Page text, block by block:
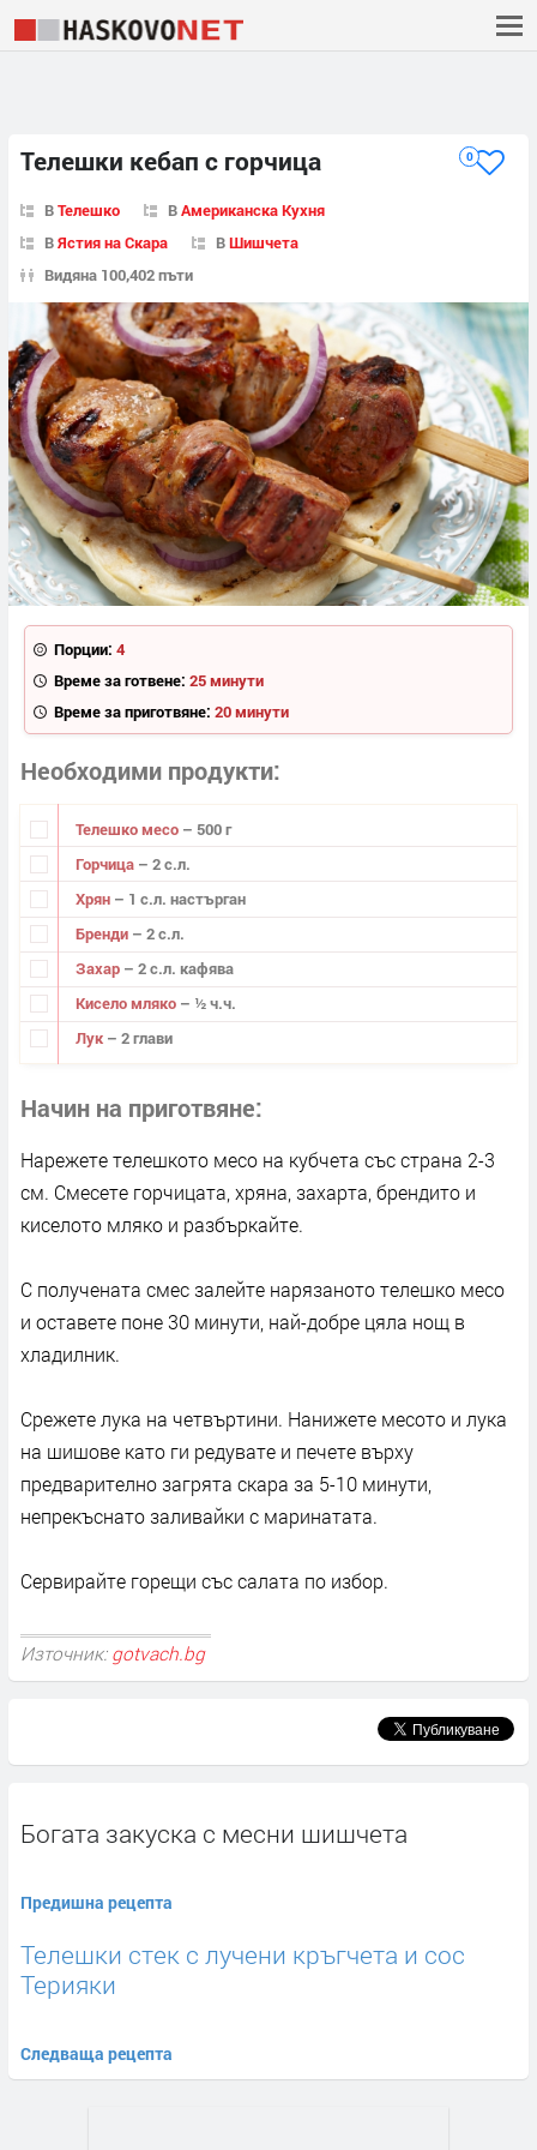
Телешки кебап с горчица 0
ВТелешко ВАмериканска Кухня
ВЯстия на Скара ВШишчета
Видяна 100,402 пъти
Порции: 4
Време за готвене: 25 минути
Време за приготвяне: 20 минути
Необходими продукти
Телешко месо – 500 г
Горчица – 2 с.л.
Хрян – 1 с.л. настърган
Бренди – 2 с.л.
Захар – 2 с.л. кафява
Кисело мляко – ½ ч.ч.
Лук – 2 глави
Начин на приготвяне
Нарежете телешкото месо на кубчета със страна 2-3
см. Смесете горчицата, хряна, захарта, брендито и
киселото мляко и разбъркайте.
С получената смес залейте нарязаното телешко месо
и оставете поне 30 минути, най-добре цяла нощ в
хладилник.
Срежете лука на четвъртини. Нанижете месото и лука
на шишове като ги редувате и печете върху
предварително загрята скара за 5-10 минути,
непрекъснато заливайки с маринатата.
Сервирайте горещи със салата по избор.
Източник: gotvach.bg
Богата закуска с месни шишчета
Предишна рецепта
Телешки стек с лучени кръгчета и сос
Терияки
Следваща рецепта